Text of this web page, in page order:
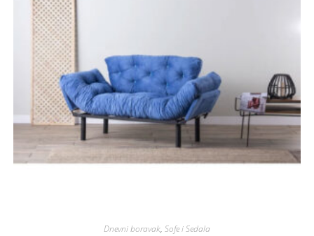
Dnevni boravak, Sofe i Sedala